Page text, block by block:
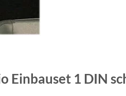
Einbauset 1 DIN